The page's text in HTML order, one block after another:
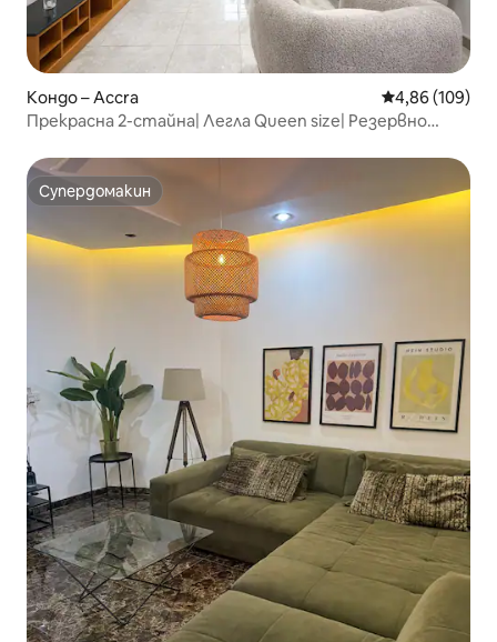
Кондо – Accra Средна
4,86 (109)
Прекрасна 2-стайна| Легла Queen size| Резервно
Супердомакин
Супердомакин